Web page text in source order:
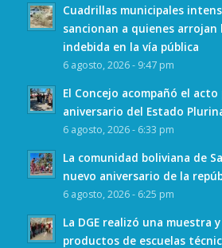
Cuadrillas municipales
sancionan a quienes arrojan
indebida en la vía pública
6 agosto, 2026 - 9:47 pm
El Concejo acompañó el acto
aniversario del Estado
6 agosto, 2026 - 6:33 pm
La comunidad boliviana de
nuevo aniversario de la
6 agosto, 2026 - 6:25 pm
La DGE realizó una muestra
productos de escuelas